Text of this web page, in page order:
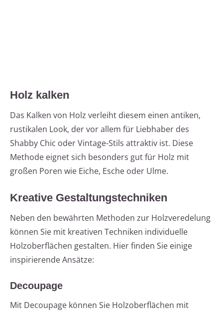
Holz kalken
Das Kalken von Holz verleiht diesem einen antiken,
rustikalen Look, der vor allem für Liebhaber des
Shabby Chic oder Vintage-Stils attraktiv ist. Diese
Methode eignet sich besonders gut für Holz mit
großen Poren wie Eiche, Esche oder Ulme.
Kreative Gestaltungstechniken
Neben den bewährten Methoden zur Holzveredelung
können Sie mit kreativen Techniken individuelle
Holzoberflächen gestalten. Hier finden Sie einige
inspirierende Ansätze:
Decoupage
Mit Decoupage können Sie Holzoberflächen mit